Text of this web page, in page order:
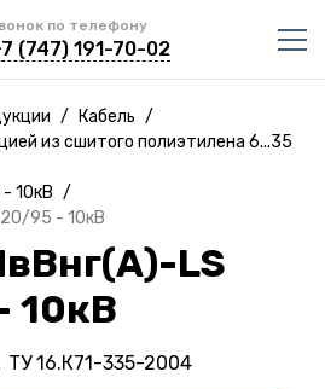
по телефону
(747) 191-70-02
/ Кабель /
из сшитого полиэтилена 6...35
10кВ /
95 - 10кВ
LS
10кВ
ТУ 16.К71-335-2004